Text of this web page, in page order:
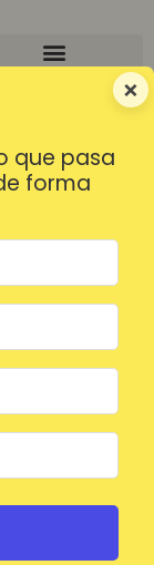
×
que pasa
forma